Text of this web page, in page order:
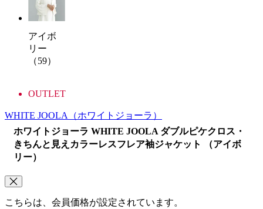
アイボ
リー
（59）
OUTLET
WHITE JOOLA （ホワイトジョーラ）
ホワイトジョーラ WHITE JOOLA ダブルピケクロス・
きちんと見えカラーレスフレア袖ジャケット （アイボ
リー）
こちらは、会員価格が設定されています。